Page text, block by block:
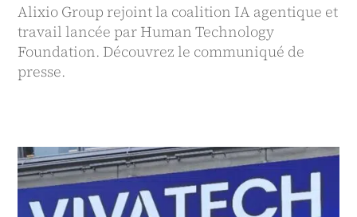
Alixio Group rejoint la coalition IA agentique et
travail lancée par Human Technology
Foundation. Découvrez le communiqué de
presse.